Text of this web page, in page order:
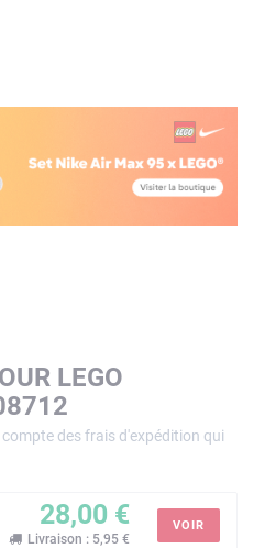
LEGO
des frais d'expédition qui
28,00 €
Livraison : 5,95 €
VOIR